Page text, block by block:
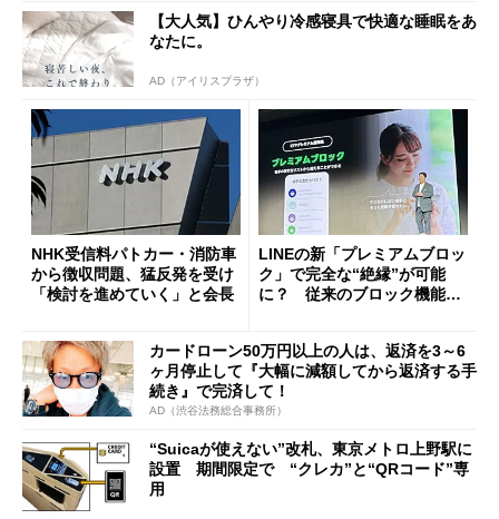
【大人気】ひんやり冷感寝具で快適な睡眠をあ
なたに。
AD（アイリスプラザ）
NHK受信料パトカー・消防車
から徴収問題、猛反発を受け
「検討を進めていく」と会長
LINEの新「プレミアムブロッ
ク」で完全な“絶縁”が可能
に？ 従来のブロック機能と
カードローン50万円以上の人は、返済を3～6
ヶ月停止して『大幅に減額してから返済する手
続き』で完済して！
AD（渋谷法務総合事務所）
“Suicaが使えない”改札、東京メトロ上野駅に
設置 期間限定で “クレカ”と“QRコード”専
用